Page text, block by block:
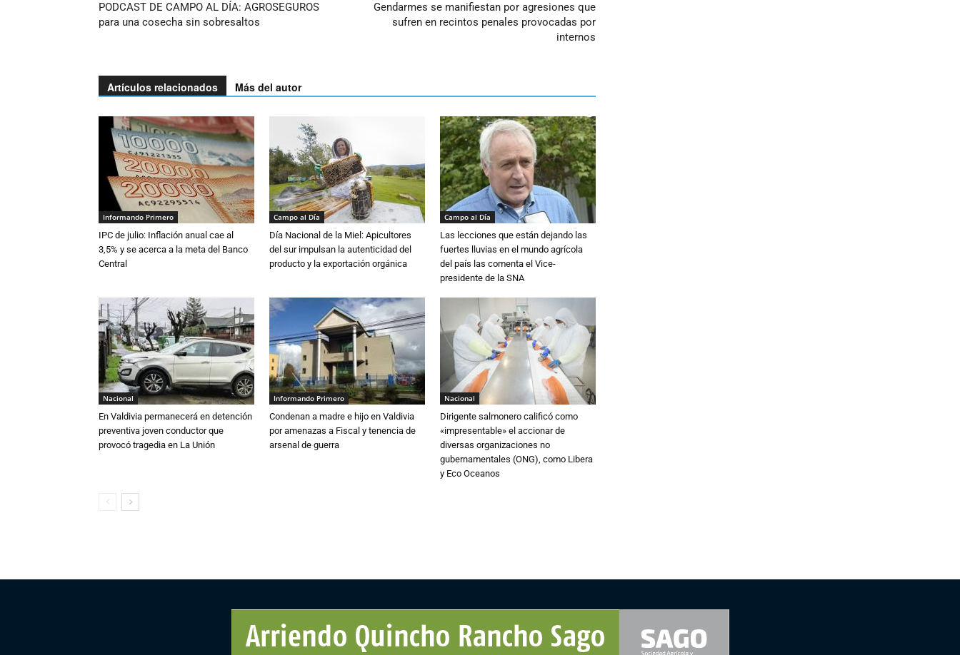
PODCAST DE CAMPO AL DÍA: AGROSEGUROS
para una cosecha sin sobresaltos
Gendarmes se manifiestan por agresiones que
sufren en recintos penales provocadas por
internos
Artículos relacionados Más del autor
Informando Primero
IPC de julio: Inflación anual cae al
3,5% y se acerca a la meta del Banco
Central
Campo al Día
Día Nacional de la Miel: Apicultores
del sur impulsan la autenticidad del
producto y la exportación orgánica
Campo al Día
Las lecciones que están dejando las
fuertes lluvias en el mundo agrícola
del país las comenta el Vice-
presidente de la SNA
Nacional
En Valdivia permanecerá en detención
preventiva joven conductor que
provocó tragedia en La Unión
Informando Primero
Condenan a madre e hijo en Valdivia
por amenazas a Fiscal y tenencia de
arsenal de guerra
Nacional
Dirigente salmonero calificó como
«impresentable» el accionar de
diversas organizaciones no
gubernamentales (ONG), como Libera
y Eco Oceanos